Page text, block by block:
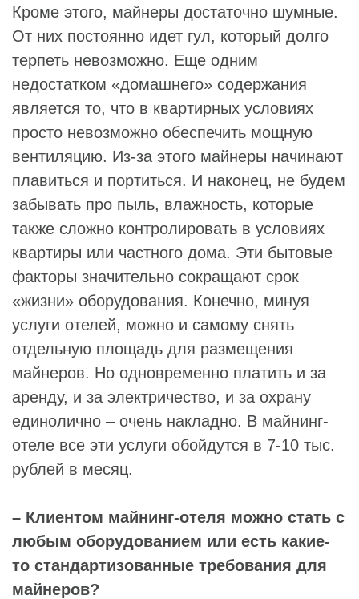
Кроме этого, майнеры достаточно шумные.
От них постоянно идет гул, который долго
терпеть невозможно. Еще одним
недостатком «домашнего» содержания
является то, что в квартирных условиях
просто невозможно обеспечить мощную
вентиляцию. Из-за этого майнеры начинают
плавиться и портиться. И наконец, не будем
забывать про пыль, влажность, которые
также сложно контролировать в условиях
квартиры или частного дома. Эти бытовые
факторы значительно сокращают срок
«жизни» оборудования. Конечно, минуя
услуги отелей, можно и самому снять
отдельную площадь для размещения
майнеров. Но одновременно платить и за
аренду, и за электричество, и за охрану
единолично – очень накладно. В майнинг-
отеле все эти услуги обойдутся в 7-10 тыс.
рублей в месяц.
– Клиентом майнинг-отеля можно стать с
любым оборудованием или есть какие-
то стандартизованные требования для
майнеров?